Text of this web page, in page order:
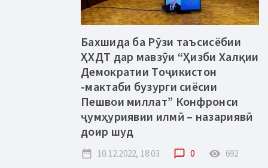
Бахшида ба Рӯзи таъсисёбии
ҲХДТ дар мавзӯи “Ҳизби Халқии
Демократии Тоҷикистон
-мактаби бузурги сиёсии
Пешвои миллат” Конфронси
ҷумҳуриявии илмӣ – назариявӣ
доир шуд
date_range 10.12.2022, 18:03 chat_bubble_outline 0 remove_red_eye 692